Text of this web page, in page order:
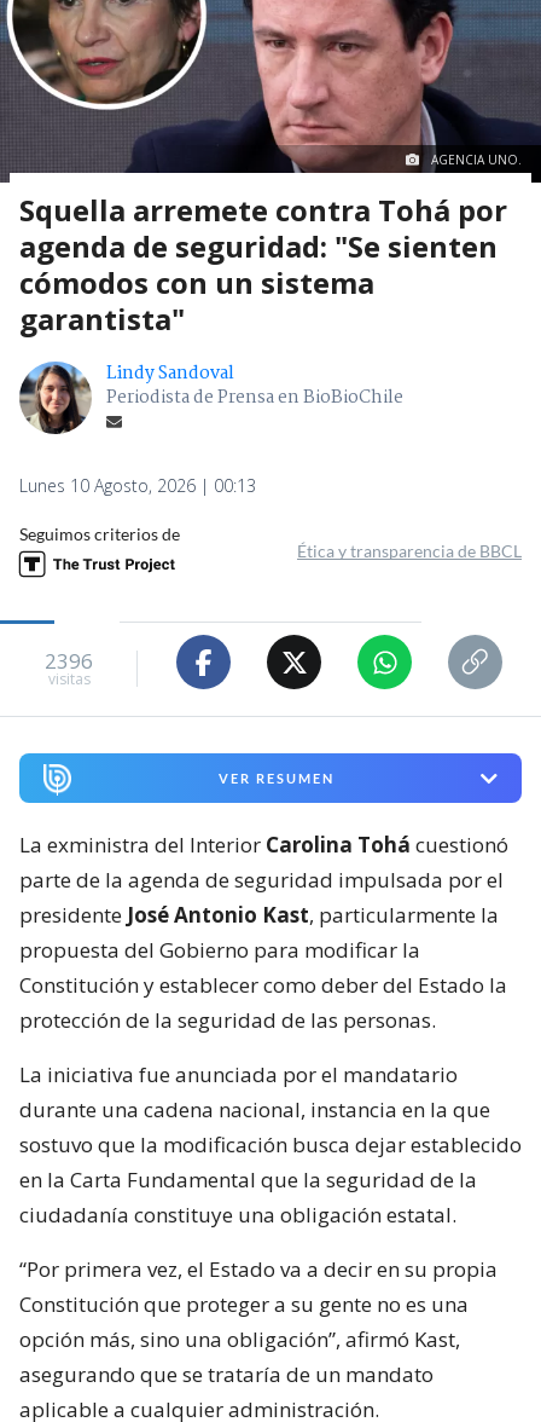
AGENCIA UNO.
Squella arremete contra Tohá por
agenda de seguridad: "Se sienten
cómodos con un sistema
garantista"
Lindy Sandoval
Periodista de Prensa en BioBioChile
Lunes 10 Agosto, 2026 | 00:13
Seguimos criterios de
Ética y transparencia de BBCL
2396
visitas
VER RESUMEN
La exministra del Interior Carolina Tohá cuestionó
parte de la agenda de seguridad impulsada por el
presidente José Antonio Kast, particularmente la
propuesta del Gobierno para modificar la
Constitución y establecer como deber del Estado la
protección de la seguridad de las personas.
La iniciativa fue anunciada por el mandatario
durante una cadena nacional, instancia en la que
sostuvo que la modificación busca dejar establecido
en la Carta Fundamental que la seguridad de la
ciudadanía constituye una obligación estatal.
“Por primera vez, el Estado va a decir en su propia
Constitución que proteger a su gente no es una
opción más, sino una obligación”, afirmó Kast,
asegurando que se trataría de un mandato
aplicable a cualquier administración.